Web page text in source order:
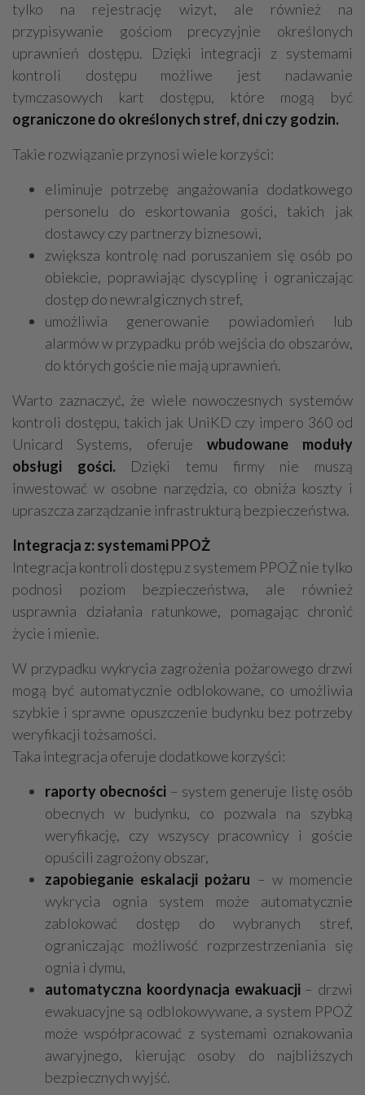
tylko na rejestrację wizyt, ale również na
przypisywanie gościom precyzyjnie określonych
uprawnień dostępu. Dzięki integracji z systemami
kontroli dostępu możliwe jest nadawanie
tymczasowych kart dostępu, które mogą być
ograniczone do określonych stref, dni czy godzin.
Takie rozwiązanie przynosi wiele korzyści:
eliminuje potrzebę angażowania dodatkowego
personelu do eskortowania gości, takich jak
dostawcy czy partnerzy biznesowi,
zwiększa kontrolę nad poruszaniem się osób po
obiekcie, poprawiając dyscyplinę i ograniczając
dostęp do newralgicznych stref,
umożliwia generowanie powiadomień lub
alarmów w przypadku prób wejścia do obszarów,
do których goście nie mają uprawnień.
Warto zaznaczyć, że wiele nowoczesnych systemów
kontroli dostępu, takich jak UniKD czy impero 360 od
Unicard Systems, oferuje wbudowane moduły
obsługi gości.Dzięki temu firmy nie muszą
inwestować w osobne narzędzia, co obniża koszty i
upraszcza zarządzanie infrastrukturą bezpieczeństwa.
Integracja z: systemami PPOŻ
Integracja kontroli dostępu z systemem PPOŻ nie tylko
podnosi poziom bezpieczeństwa, ale również
usprawnia działania ratunkowe, pomagając chronić
życie i mienie.
W przypadku wykrycia zagrożenia pożarowego drzwi
mogą być automatycznie odblokowane, co umożliwia
szybkie i sprawne opuszczenie budynku bez potrzeby
weryfikacji tożsamości.
Taka integracja oferuje dodatkowe korzyści:
raporty obecności – system generuje listę osób
obecnych w budynku, co pozwala na szybką
weryfikację, czy wszyscy pracownicy i goście
opuścili zagrożony obszar,
zapobieganie eskalacji pożaru – w momencie
wykrycia ognia system może automatycznie
zablokować dostęp do wybranych stref,
ograniczając możliwość rozprzestrzeniania się
ognia i dymu,
automatyczna koordynacja ewakuacji– drzwi
ewakuacyjne są odblokowywane, a system PPOŻ
może współpracować z systemami oznakowania
awaryjnego, kierując osoby do najbliższych
bezpiecznych wyjść.